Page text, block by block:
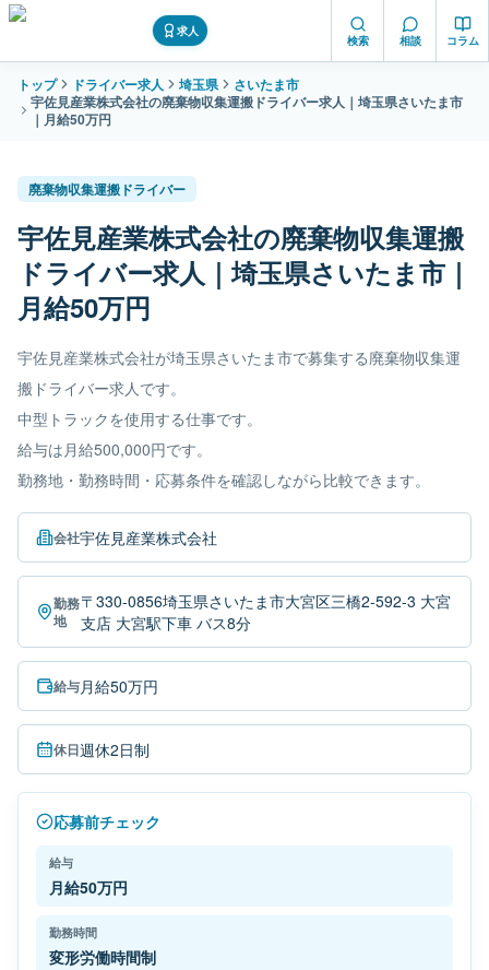
求人
検索 相談 コラム
トップ ドライバー求人 埼玉県
さいたま市
宇佐見産業株式会社の廃棄物収集運搬ドライバー求人｜埼玉県さいたま市
｜月給50万円
廃棄物収集運搬ドライバー
宇佐見産業株式会社の廃棄物収集運搬
ドライバー求人｜埼玉県さいたま市｜
月給50万円
宇佐見産業株式会社が埼玉県さいたま市で募集する廃棄物収集運
搬ドライバー求人です。
中型トラックを使用する仕事です。
給与は月給500,000円です。
勤務地・勤務時間・応募条件を確認しながら比較できます。
会社宇佐見産業株式会社
勤務
地
〒330-0856埼玉県さいたま市大宮区三橋2-592-3 大宮
支店 大宮駅下車 バス8分
給与月給50万円
休日週休2日制
応募前チェック
給与
月給50万円
勤務時間
変形労働時間制